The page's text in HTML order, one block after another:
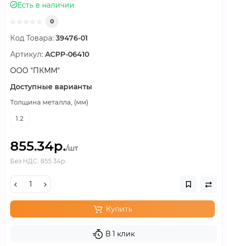
Есть в наличии
0
Код Товара: 39476-01
Артикул: ACPP-06410
ООО "ПКММ"
Доступные варианты
Толщина металла, (мм)
1.2
855.34р./шт
Без НДС: 855.34р.
Купить
В 1 клик